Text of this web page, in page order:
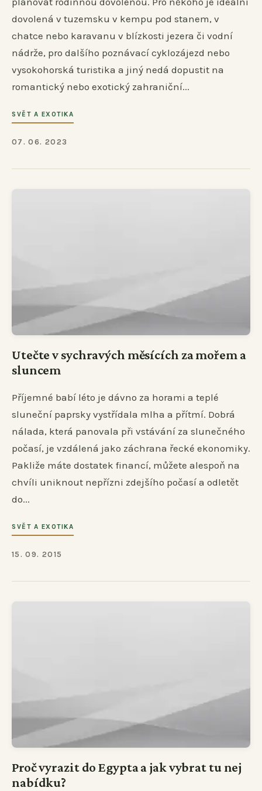
dovolená v tuzemsku v kempu pod stanem, v
chatce nebo karavanu v blízkosti jezera či vodní
nádrže, pro dalšího poznávací cyklozájezd nebo
vysokohorská turistika a jiný nedá dopustit na
romantický nebo exotický zahraniční...
SVĚT A EXOTIKA
07. 06. 2023
Utečte v sychravých měsících za mořem a
sluncem
Příjemné babí léto je dávno za horami a teplé
sluneční paprsky vystřídala mlha a přítmí. Dobrá
nálada, která panovala při vstávání za slunečného
počasí, je vzdálená jako záchrana řecké ekonomiky.
Pakliže máte dostatek financí, můžete alespoň na
chvíli uniknout nepřízni zdejšího počasí a odletět
do...
SVĚT A EXOTIKA
15. 09. 2015
Proč vyrazit do Egypta a jak vybrat tu nej
nabídku?